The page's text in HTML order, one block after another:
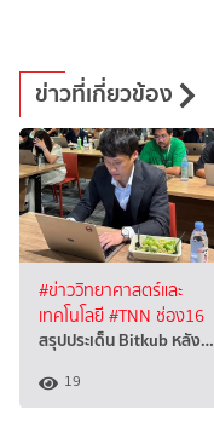
ข่าวที่เกี่ยวข้อง
#ข่าววิทยาศาสตร์และ
เทคโนโลยี#TNN ช่อง16
สรุปประเด็น Bitkub หลัง…
19